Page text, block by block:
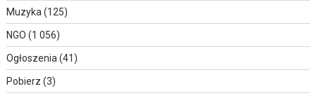
Muzyka (125)
NGO (1 056)
Ogłoszenia (41)
Pobierz (3)